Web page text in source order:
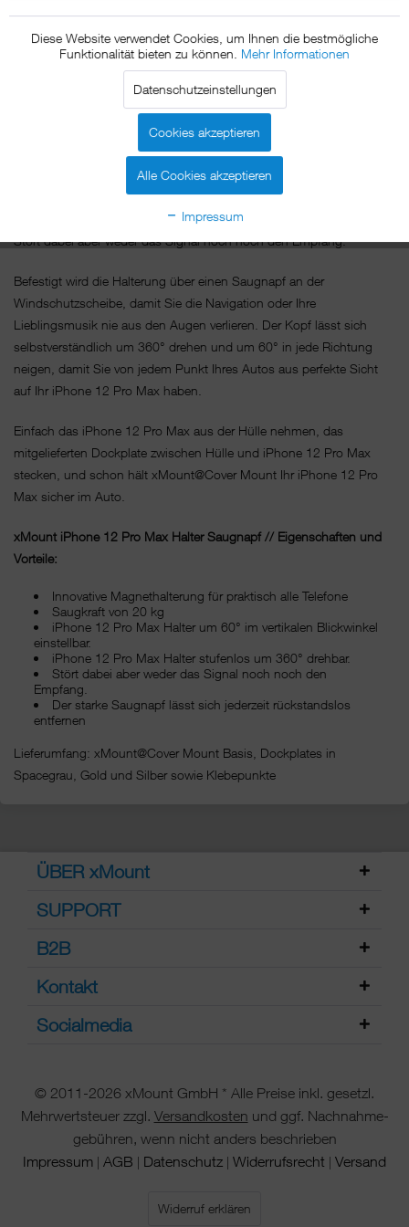
befestigt.
Das Geheimnis des xMount@Cover Mount ist die Dockplate, ein
kleines nur 0,2mm dickes aus Metall gefertigtes Plättchen, das Sie
problemlos zwischen Hülle und iPhone 12 Pro Max, direkt auf dem
iPhone 12 Pro Max oder sogar zwischen Akkudeckel und iPhone 12
Pro Max platzieren können und die passgenau vom Magneten der
Halterung angezogen wird. Egal ob Hoch- oder Querformat, der
Magnet hält Ihr iPhone 12 Pro Max in jeder gewünschten Position.
Stört dabei aber weder das Signal noch noch den Empfang.
Befestigt wird die Halterung über einen Saugnapf an der
Windschutzscheibe, damit Sie die Navigation oder Ihre
Lieblingsmusik nie aus den Augen verlieren. Der Kopf lässt sich
selbstverständlich um 360° drehen und um 60° in jede Richtung
neigen, damit Sie von jedem Punkt Ihres Autos aus perfekte Sicht
auf Ihr iPhone 12 Pro Max haben.
Einfach das iPhone 12 Pro Max aus der Hülle nehmen, das
mitgelieferten Dockplate zwischen Hülle und iPhone 12 Pro Max
stecken, und schon hält xMount@Cover Mount Ihr iPhone 12 Pro
Max sicher im Auto.
xMount iPhone 12 Pro Max Halter Saugnapf // Eigenschaften und
Vorteile:
Innovative Magnethalterung für praktisch alle Telefone
Saugkraft von 20 kg
iPhone 12 Pro Max Halter um 60° im vertikalen Blickwinkel
einstellbar.
iPhone 12 Pro Max Halter stufenlos um 360° drehbar.
Stört dabei aber weder das Signal noch noch den
Empfang.
Der starke Saugnapf lässt sich jederzeit rückstandslos
entfernen
Lieferumfang: xMount@Cover Mount Basis, Dockplates in
Spacegrau, Gold und Silber sowie Klebepunkte
ÜBER xMount
SUPPORT
B2B
Kontakt
Socialmedia
© 2011-2026 xMount GmbH * Alle Preise inkl. gesetzl.
Mehrwertsteuer zzgl. Versandkosten und ggf. Nachnahme-
gebühren, wenn nicht anders beschrieben
Impressum | AGB | Datenschutz | Widerrufsrecht | Versand
Widerruf erklären
Diese Website verwendet Cookies, um Ihnen die bestmögliche
Funktionalität bieten zu können. Mehr Informationen
Datenschutzeinstellungen
Cookies akzeptieren
Alle Cookies akzeptieren
Impressum